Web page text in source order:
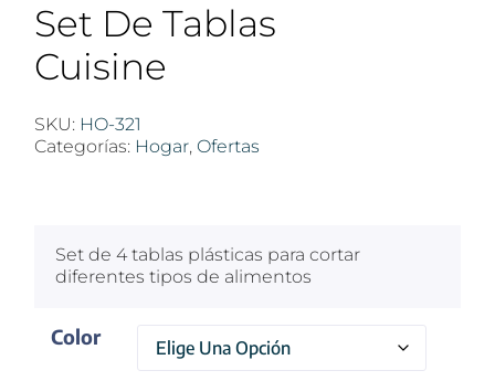
Set De Tablas
Cuisine
SKU: HO-321
Categorías: Hogar, Ofertas
Set de 4 tablas plásticas para cortar
diferentes tipos de alimentos
Color